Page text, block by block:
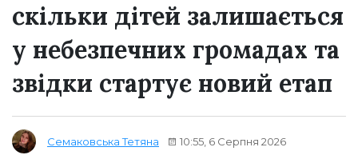
скільки дітей залишається
у небезпечних громадах та
звідки стартує новий етап
Семаковська Тетяна 10:55, 6 Серпня 2026